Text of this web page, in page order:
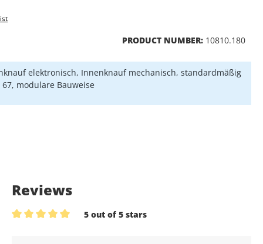
PRODUCT NUMBER: 10810.180
elektronisch, Innenknauf mechanisch, standardmäßig
67, modulare Bauweise
Reviews
5 out of 5 stars